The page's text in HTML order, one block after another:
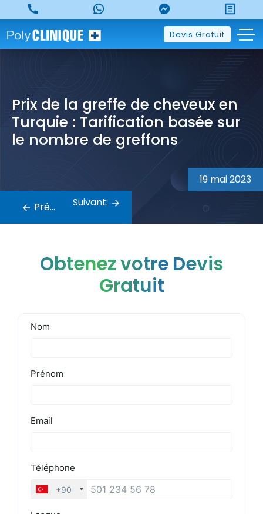
to
content
Devis Gratuit
Prix de la greffe de cheveux en
Turquie : Tarification basée sur
le nombre de greffons
19 mai 2023
de
l’article
Précédent: Suivant:
Obtenez votre Devis
Gratuit